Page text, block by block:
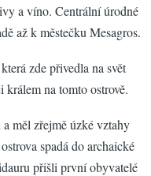
a víno. Centrální úrodné
až k městečku Mesagros.
zde přivedla na svět
králem na tomto ostrově.
měl zřejmě úzké vztahy
spadá do archaické
přišli první obyvatelé